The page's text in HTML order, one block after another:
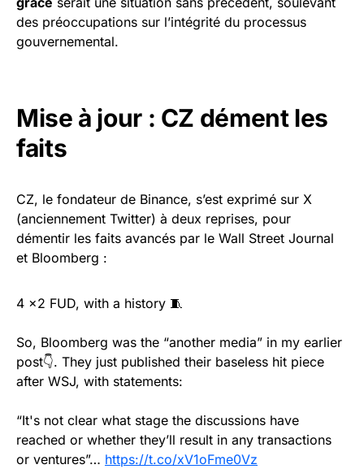
des préoccupations sur l’intégrité du processus
gouvernemental.
Mise à jour : CZ dément les
faits
CZ, le fondateur de Binance, s’est exprimé sur X
(anciennement Twitter) à deux reprises, pour
démentir les faits avancés par le Wall Street Journal
et Bloomberg :
4 x2 FUD, with a history 🧵
So, Bloomberg was the “another media” in my earlier
post👇. They just published their baseless hit piece
after WSJ, with statements:
“It's not clear what stage the discussions have
reached or whether they’ll result in any transactions
or ventures”… https://t.co/xV1oFme0Vz